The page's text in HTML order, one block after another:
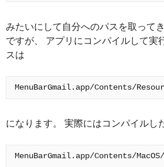
みたいにして自分へのパスを取って
ですが、 アプリにコンパイルして実
スは
になります。 実際にはコンパイルし